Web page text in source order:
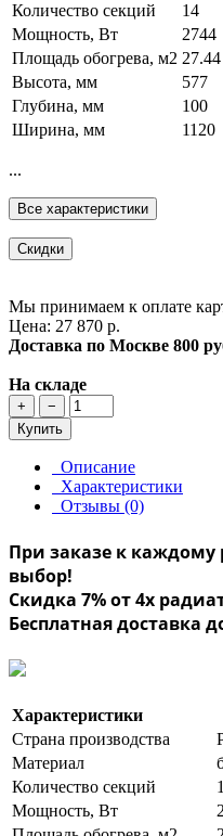
Количество секций
14
Мощность, Вт
2744
Площадь обогрева, м2 27.44
Высота, мм
577
Глубина, мм
100
Ширина, мм
1120
...
Все характеристики
Скидки
Мы принимаем к оплате
Цена: 27 870 р.
Доставка по Москве 800
На складе
+
−
Купить
Описание
Характеристики
Отзывы (0)
При заказе к каждому
выбор!
Скидка 7% от 4х
Бесплатная доставка
Характеристики
Страна производства
Материал
Количество секций
Мощность, Вт